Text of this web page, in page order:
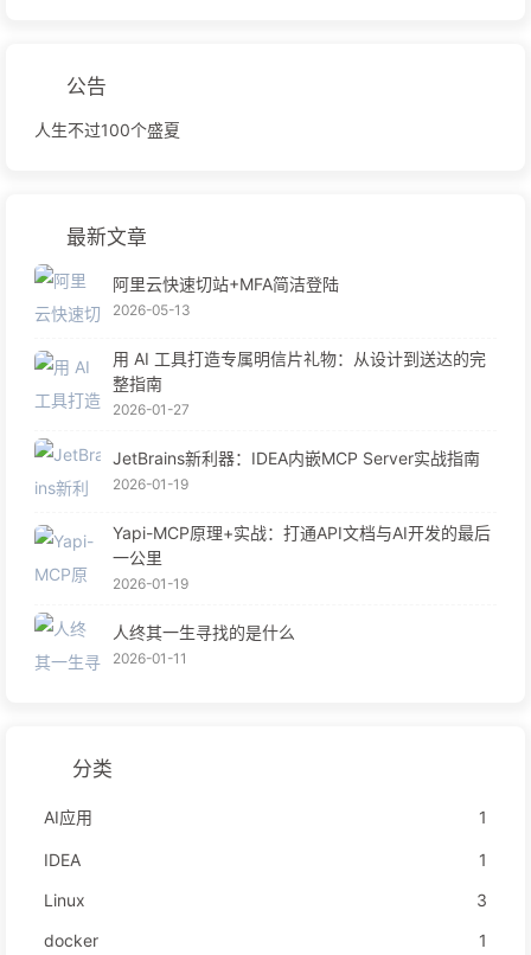
公告
人生不过100个盛夏
最新文章
阿里云快速切站+MFA简洁登陆
2026-05-13
用 AI 工具打造专属明信片礼物：从设计到送达的完
整指南
2026-01-27
JetBrains新利器：IDEA内嵌MCP Server实战指南
2026-01-19
Yapi-MCP原理+实战：打通API文档与AI开发的最后
一公里
2026-01-19
人终其一生寻找的是什么
2026-01-11
分类
AI应用 1
IDEA
1
Linux
3
docker
1